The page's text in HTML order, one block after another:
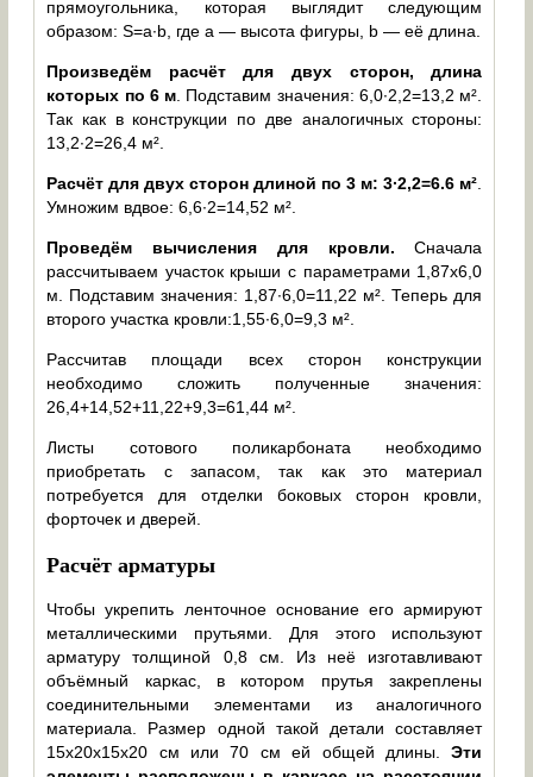
прямоугольника, которая выглядит следующим
образом: S=a∙b, где а — высота фигуры, b — её длина.
Произведём расчёт для двух сторон, длина
которых по 6 м . Подставим значения: 6,0∙2,2=13,2 м².
Так как в конструкции по две аналогичных стороны:
13,2∙2=26,4 м².
Расчёт для двух сторон длиной по 3 м: 3∙2,2=6.6 м²
Умножим вдвое: 6,6∙2=14,52 м².
Проведём вычисления для кровли. Сначала
рассчитываем участок крыши с параметрами 1,87х6,0
м. Подставим значения: 1,87∙6,0=11,22 м². Теперь для
второго участка кровли:1,55∙6,0=9,3 м².
Рассчитав площади всех сторон конструкции
необходимо сложить полученные значения:
26,4+14,52+11,22+9,3=61,44 м².
Листы сотового поликарбоната необходимо
приобретать с запасом, так как это материал
потребуется для отделки боковых сторон кровли,
форточек и дверей.
Расчёт арматуры
Чтобы укрепить ленточное основание его армируют
металлическими прутьями. Для этого используют
арматуру толщиной 0,8 см. Из неё изготавливают
объёмный каркас, в котором прутья закреплены
соединительными элементами из аналогичного
материала. Размер одной такой детали составляет
15х20х15х20 см или 70 см ей общей длины.Эти